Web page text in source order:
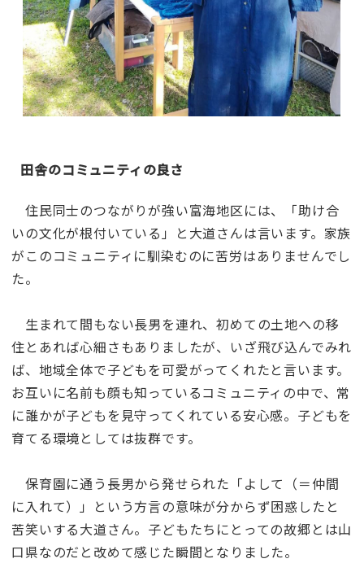
田舎のコミュニティの良さ
住民同士のつながりが強い富海地区には、「助け合
いの文化が根付いている」と大道さんは言います。家族
がこのコミュニティに馴染むのに苦労はありませんでし
た。
生まれて間もない長男を連れ、初めての土地への移
住とあれば心細さもありましたが、いざ飛び込んでみれ
ば、地域全体で子どもを可愛がってくれたと言います。
お互いに名前も顔も知っているコミュニティの中で、常
に誰かが子どもを見守ってくれている安心感。子どもを
育てる環境としては抜群です。
保育園に通う長男から発せられた「よして（＝仲間
に入れて）」という方言の意味が分からず困惑したと
苦笑いする大道さん。子どもたちにとっての故郷とは山
口県なのだと改めて感じた瞬間となりました。